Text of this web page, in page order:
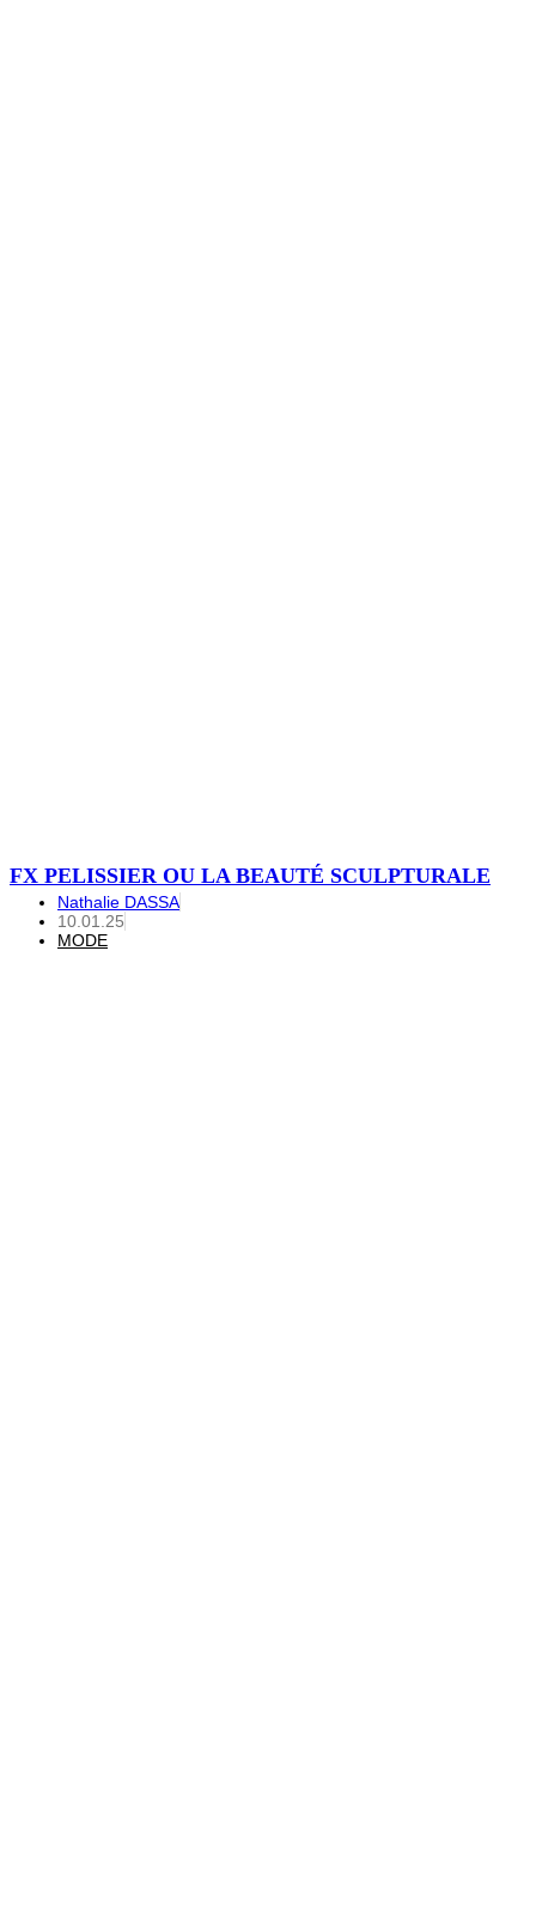
FX PELISSIER OU LA BEAUTÉ SCULPTURALE
Nathalie DASSA
10.01.25
MODE